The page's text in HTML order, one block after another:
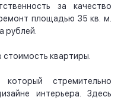
за качество
площадью 35 кв. м.
рублей.
квартиры.
стремительно
интерьера. Здесь